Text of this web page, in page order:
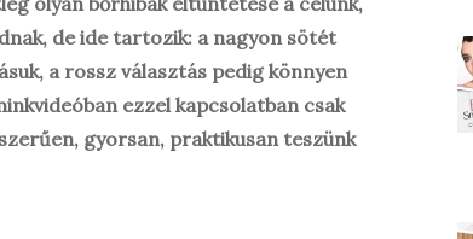
de ide tartozik: a nagyon sötét
a rossz választás pedig könnyen
ezzel kapcsolatban csak
gyorsan, praktikusan teszünk